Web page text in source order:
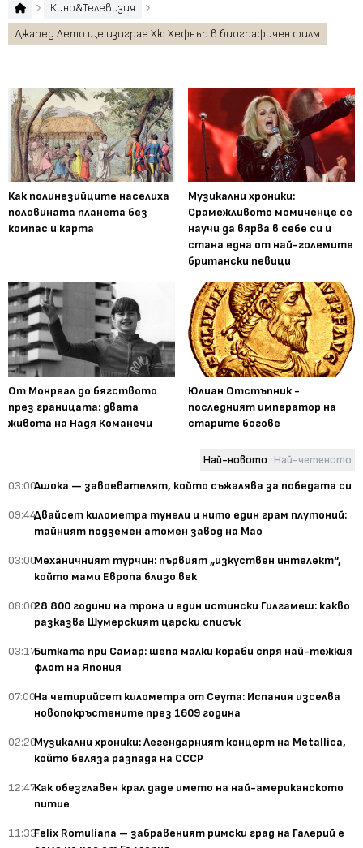
Кино&Телевизия
Джаред Лето ще изиграе Хю Хефнър в биографичен филм
Как полинезийците населиха
половината планета без
компас и карта
Музикални хроники:
Срамежливото момиченце се
научи да вярва в себе си и
стана една от най-големите
британски певици
От Монреал до бягството
през границата: двата
живота на Надя Команечи
Юлиан Отстъпник -
последният император на
старите богове
Най-новото Най-четеното
03:00Ашока — завоевателят, който съжалява за победата си
09:44Двайсет километра тунели и нито един грам плутоний:
тайният подземен атомен завод на Мао
03:00Механичният турчин: първият „изкуствен интелект“,
който мами Европа близо век
08:0028 800 години на трона и един истински Гилгамеш: какво
разказва Шумерският царски списък
03:17Битката при Самар: шепа малки кораби спря най-тежкия
флот на Япония
07:00На четирийсет километра от Сеута: Испания изселва
новопокръстените през 1609 година
02:20Музикални хроники: Легендарният концерт на Metallica,
който беляза разпада на СССР
12:47Как обезглавен крал даде името на най-американското
питие
11:33Felix Romuliana – забравеният римски град на Галерий е